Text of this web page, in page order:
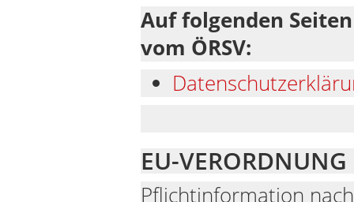
Auf folgenden
vom ÖRSV:
EU-
Pflichtinformation